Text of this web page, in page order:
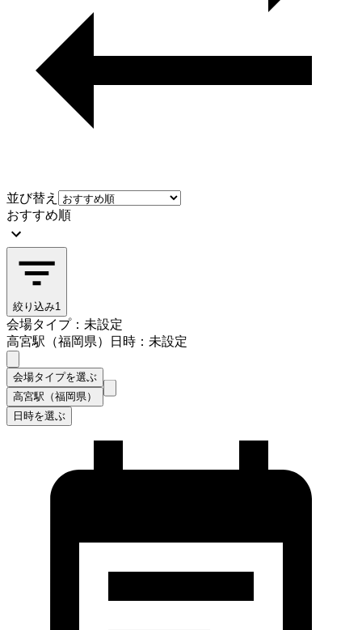
並び替え
おすすめ順
絞り込み1
会場タイプ：未設定
高宮駅（福岡県）
日時：未設定
会場タイプを選ぶ
高宮駅（福岡県）
日時を選ぶ